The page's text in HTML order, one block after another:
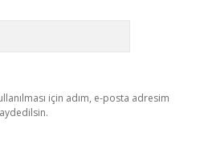
için adım, e-posta adresim